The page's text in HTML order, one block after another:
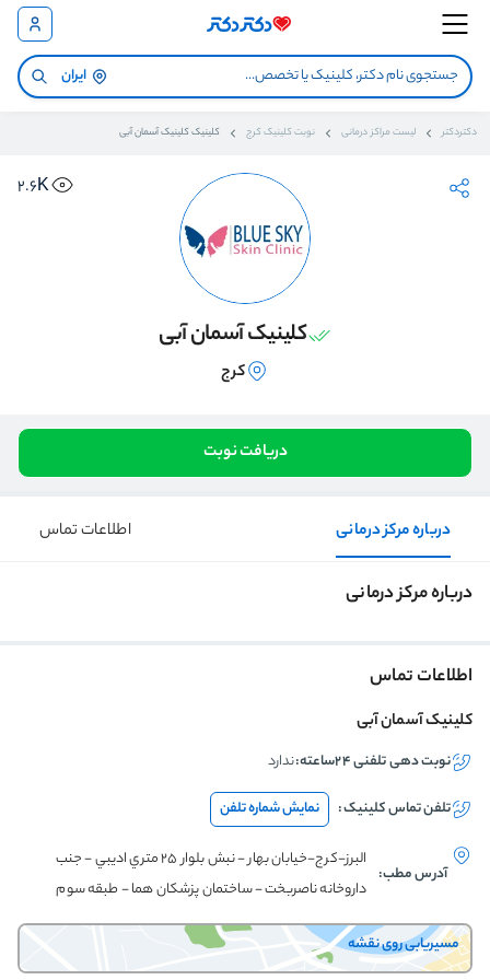
ایران
دکتردکتر لیست مراکز درمانی نوبت کلینیک کرج کلینیک کلینیک آسمان آبی
2.6K
کلینیک آسمان آبی
کرج
دریافت نوبت
درباره مرکز درمانی اطلاعات تماس
درباره مرکز درمانی
اطلاعات تماس
کلینیک آسمان آبی
نوبت دهی تلفنی ۲۴ساعته: ندارد
تلفن تماسکلینیک: نمایش شماره تلفن
آدرس مطب:
البرز-کرج-خيابان بهار - نبش بلوار ٢٥ متري اديبي - جنب
داروخانه ناصربخت - ساختمان پزشكان هما - طبقه سوم
مسیریابی روی نقشه